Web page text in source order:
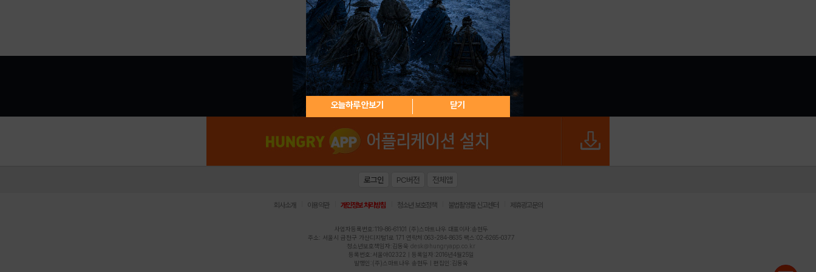
아이디 / 비밀번호 찾기 회원가입
오늘하루 안보기 닫기
로그인 PC버전 전체앱
회사소개 이용약관 개인정보 처리방침 청소년 보호정책 불법촬영물 신고센터 제휴광고문의
사업자등록번호:119-86-61101 (주)스마트나우 대표이사:송현두
주소: 서울시 금천구 가산디지털1로 171 연락처:063-284-8635 팩스:02-6265-0377
청소년보호책임자:김동욱 desk@hungryapp.co.kr
등록번호:서울아02322 | 등록일자:2016년4월25일
발행인:(주)스마트나우 송현두 | 편집인:김동욱